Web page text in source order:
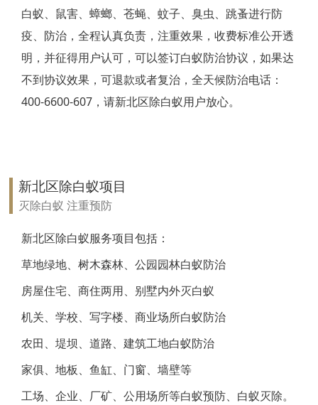
靖江白蚁防治
泰兴白蚁防治
扬州白蚁防治
宝应白蚁防治
镇江白蚁防治
丹阳白蚁防治
扬中白蚁防治
句容白蚁防治
响水白蚁防治
滨海白蚁防治
白蚁、鼠害、蟑螂、苍蝇、蚊子、臭虫、跳蚤进行防
疫、防治，全程认真负责，注重效果，收费标准公开透
明，并征得用户认可，可以签订白蚁防治协议，如果达
不到协议效果，可退款或者复治，全天候防治电话：
400-6600-607，请新北区除白蚁用户放心。
新北区除白蚁项目
灭除白蚁 注重预防
新北区除白蚁服务项目包括：
草地绿地、树木森林、公园园林白蚁防治
房屋住宅、商住两用、别墅内外灭白蚁
机关、学校、写字楼、商业场所白蚁防治
农田、堤坝、道路、建筑工地白蚁防治
家俱、地板、鱼缸、门窗、墙壁等
工场、企业、厂矿、公用场所等白蚁预防、白蚁灭除。